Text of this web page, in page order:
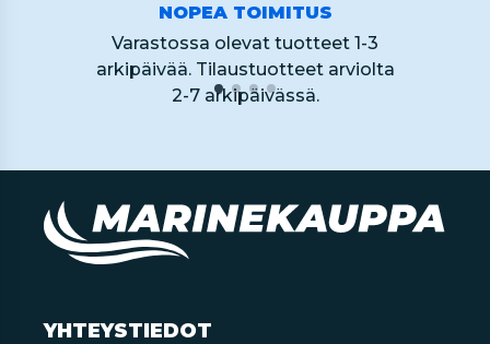
NOPEA TOIMITUS
Varastossa olevat tuotteet 1-3
arkipäivää. Tilaustuotteet arviolta
2-7 arkipäivässä.
YHTEYSTIEDOT